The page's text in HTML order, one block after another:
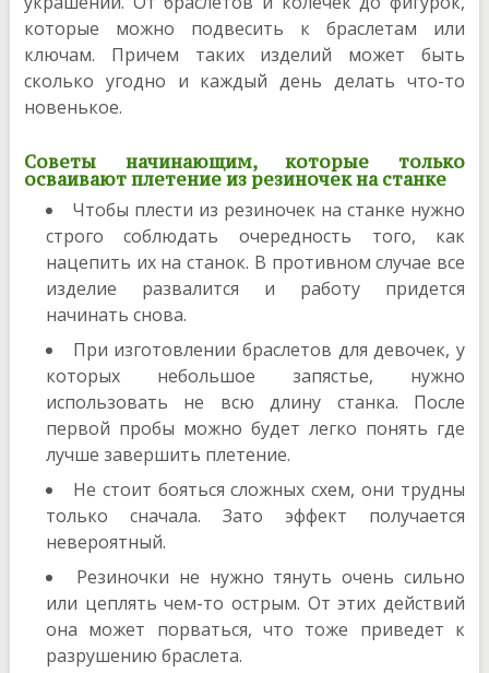
которые можно подвесить к браслетам или
ключам. Причем таких изделий может быть
сколько угодно и каждый день делать что-то
новенькое.
Советы начинающим, которые только
осваивают плетение из резиночек на станке
Чтобы плести из резиночек на станке нужно
строго соблюдать очередность того, как
нацепить их на станок. В противном случае все
изделие развалится и работу придется
начинать снова.
При изготовлении браслетов для девочек, у
которых небольшое запястье, нужно
использовать не всю длину станка. После
первой пробы можно будет легко понять где
лучше завершить плетение.
Не стоит бояться сложных схем, они трудны
только сначала. Зато эффект получается
невероятный.
Резиночки не нужно тянуть очень сильно
или цеплять чем-то острым. От этих действий
она может порваться, что тоже приведет к
разрушению браслета.